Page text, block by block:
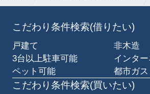
こだわり条件検索(借りたい)
戸建て
非木造
3台以上駐車可能
インタ
ペット可能
都市ガス
こだわり条件検索(買いたい)